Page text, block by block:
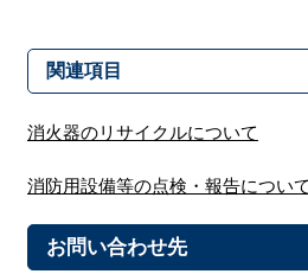
関連項目
消火器のリサイクルについて
消防用設備等の点検・報告について
お問い合わせ先